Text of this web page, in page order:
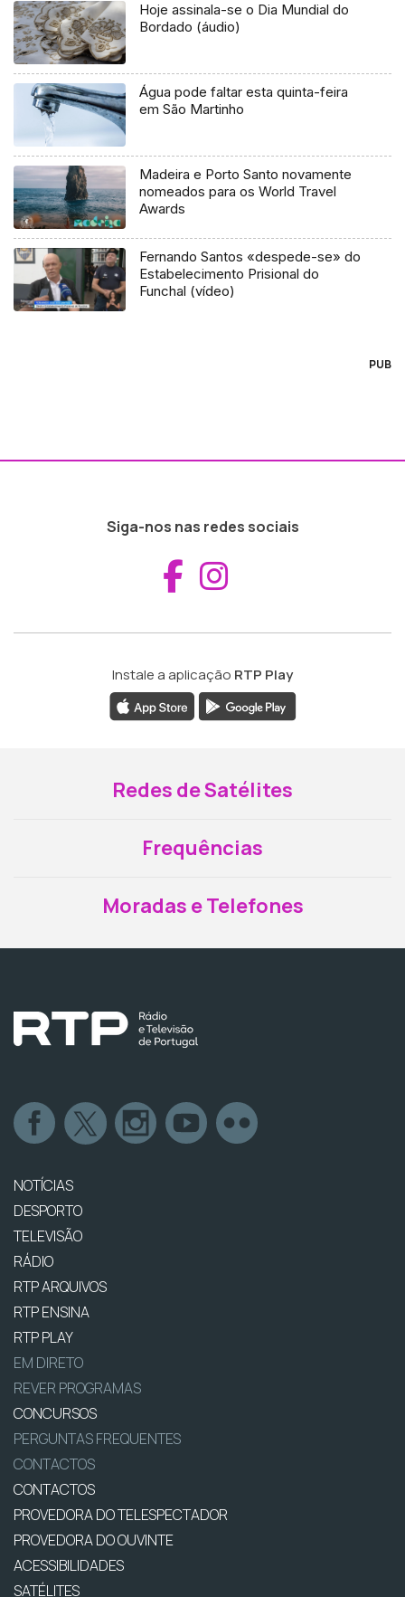
Hoje assinala-se o Dia Mundial do
Bordado (áudio)
Água pode faltar esta quinta-feira
em São Martinho
Madeira e Porto Santo novamente
nomeados para os World Travel
Awards
Fernando Santos «despede-se» do
Estabelecimento Prisional do
Funchal (vídeo)
PUB
Siga-nos nas redes sociais
Aceder ao
Instale a aplicação RTP Play
Redes de Satélites
Frequências
Moradas e Telefones
NOTÍCIAS
DESPORTO
TELEVISÃO
RÁDIO
RTP ARQUIVOS
RTP ENSINA
RTP PLAY
EM DIRETO
REVER PROGRAMAS
CONCURSOS
PERGUNTAS FREQUENTES
CONTACTOS
CONTACTOS
PROVEDORA DO TELESPECTADOR
PROVEDORA DO OUVINTE
ACESSIBILIDADES
SATÉLITES